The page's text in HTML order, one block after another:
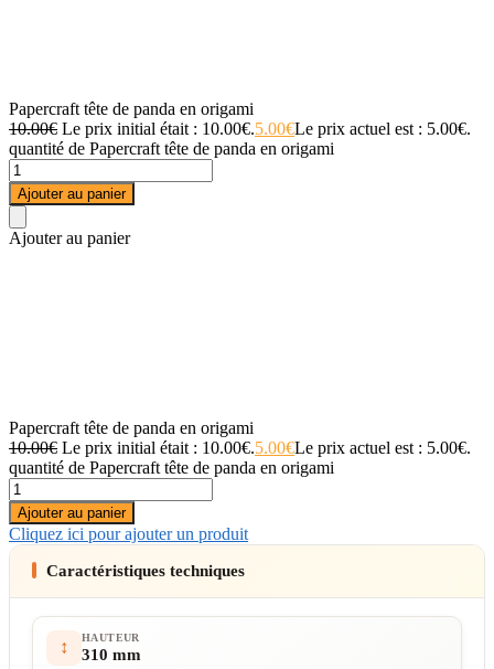
Papercraft tête de panda en origami
10.00€ Le prix initial était : 10.00€.5.00€Le prix actuel est : 5.00€.
quantité de Papercraft tête de panda en origami
Ajouter au panier
Ajouter au panier
Papercraft tête de panda en origami
10.00€ Le prix initial était : 10.00€.5.00€Le prix actuel est : 5.00€.
quantité de Papercraft tête de panda en origami
Ajouter au panier
Cliquez ici pour ajouter un produit
Caractéristiques techniques
↕ HAUTEUR
310 mm